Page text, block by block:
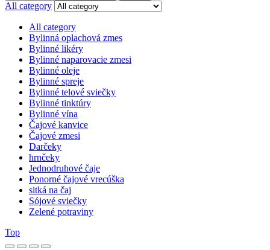
All category
All category
Bylinná oplachová zmes
Bylinné likéry
Bylinné naparovacie zmesi
Bylinné oleje
Bylinné spreje
Bylinné telové sviečky
Bylinné tinktúry
Bylinné vína
Čajové kanvice
Čajové zmesi
Darčeky
hrnčeky
Jednodruhové čaje
Ponorné čajové vrecúška
sitká na čaj
Sójové sviečky
Zelené potraviny
Top